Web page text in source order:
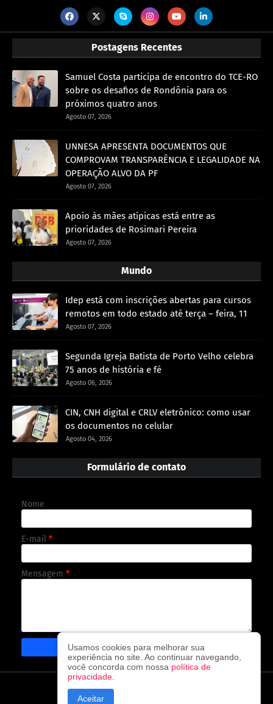
Postagens Recentes
Samuel Costa participa de encontro do TCE-RO
sobre os desafios de Rondônia para os
próximos quatro anos
Agosto 07, 2026
UNNESA APRESENTA DOCUMENTOS QUE
COMPROVAM TRANSPARÊNCIA E LEGALIDADE NA
OPERAÇÃO ALVO DA PF
Agosto 07, 2026
Apoio às mães atípicas está entre as
prioridades de Rosimari Pereira
Agosto 07, 2026
Mundo
Idep está com inscrições abertas para cursos
remotos em todo estado até terça – feira, 11
Agosto 07, 2026
Segunda Igreja Batista de Porto Velho celebra
75 anos de história e fé
Agosto 06, 2026
CIN, CNH digital e CRLV eletrônico: como usar
os documentos no celular
Agosto 04, 2026
Formulário de contato
Nome
E-mail *
Mensagem *
CAPA CONTATO
Usamos cookies para melhorar sua
experiência no site. Ao continuar navegando,
você concorda com nossa política de
privacidade
Aceitar